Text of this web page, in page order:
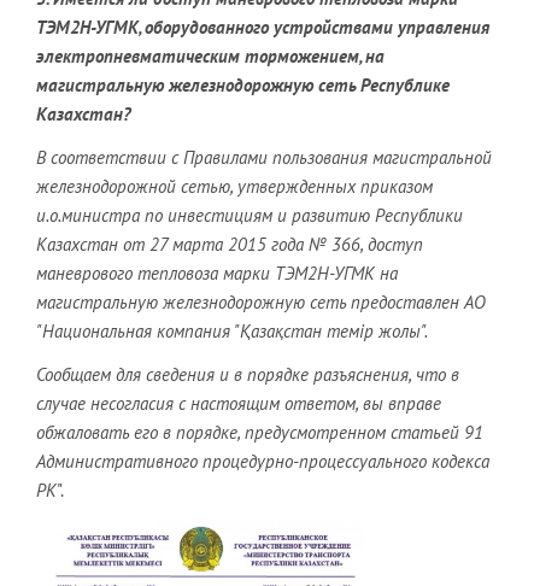
ТЭМ2Н-УГМК, оборудованного устройствами управления
электропневматическим торможением, на
магистральную железнодорожную сеть Республике
Казахстан?
В соответствии с Правилами пользования магистральной
железнодорожной сетью, утвержденных приказом
и.о.министра по инвестициям и развитию Республики
Казахстан от 27 марта 2015 года № 366, доступ
маневрового тепловоза марки ТЭМ2Н-УГМК на
магистральную железнодорожную сеть предоставлен АО
"Национальная компания "Қазақстан темір жолы".
Сообщаем для сведения и в порядке разъяснения, что в
случае несогласия с настоящим ответом, вы вправе
обжаловать его в порядке, предусмотренном статьей 91
Административного процедурно-процессуального кодекса
РК".